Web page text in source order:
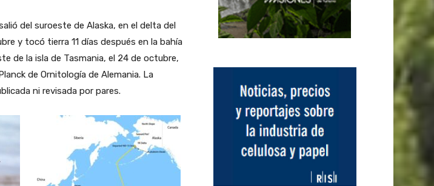
del suroeste de Alaska, en el delta del
y tocó tierra 11 días después en la bahía
de la isla de Tasmania, el 24 de octubre,
de Ornitología de Alemania. La
ni revisada por pares.